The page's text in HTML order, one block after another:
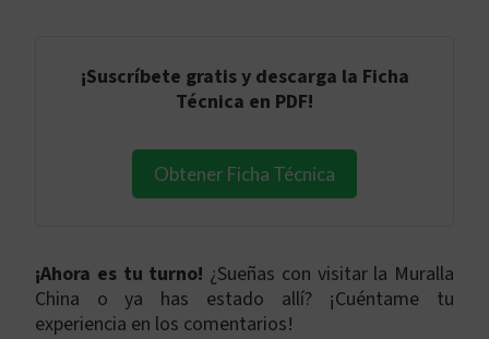
¡Suscríbete gratis y descarga la Ficha
Técnica en PDF!
Obtener Ficha Técnica
¡Ahora es tu turno! ¿Sueñas con visitar la Muralla
China o ya has estado allí? ¡Cuéntame tu
experiencia en los comentarios!